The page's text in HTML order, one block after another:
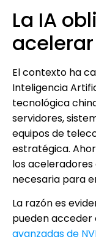
La IA
acelerar
El contexto ha
Inteligencia
tecnológica
servidores,
equipos de
estratégica.
los
necesaria para
La razón es
pueden acceder
avanzadas de